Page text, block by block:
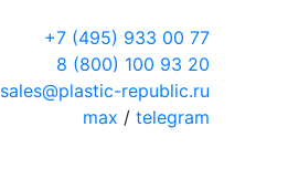
+7 (495) 933 00 77
8 (800) 100 93 20
sales@plastic-republic.ru
max / telegram